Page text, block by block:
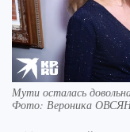
Мути осталась
Фото: Вероника